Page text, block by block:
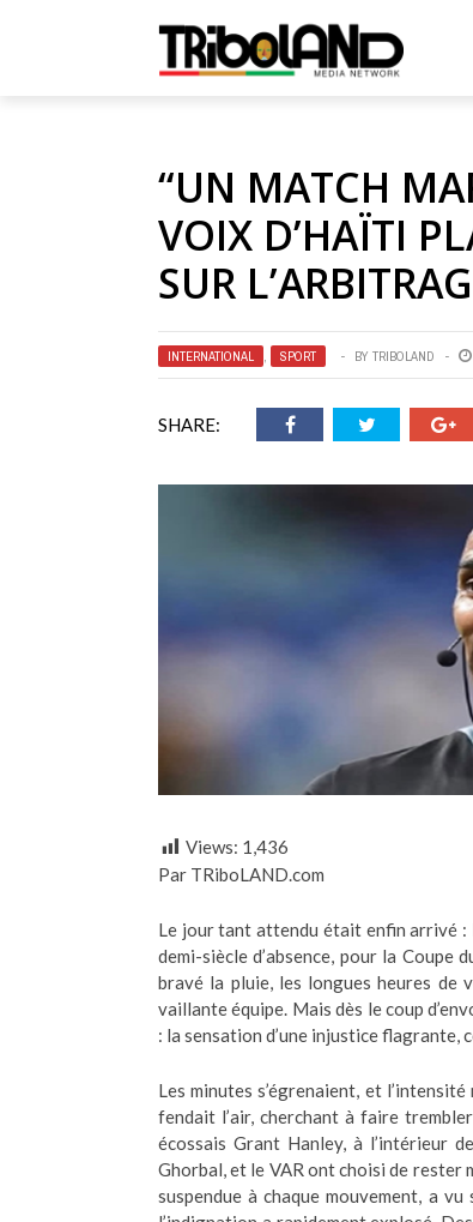
“UN MATCH
VOIX D’HAÏTI
SUR
INTERNATIONAL , SPORT BY TRIBOLAND
SHARE:
Views: 1,436
Par TRiboLAND.com
Le jour tant attendu était enfin arrivé :
demi-siècle d’absence, pour la Coupe
bravé la pluie, les longues heures de
vaillante équipe. Mais dès le coup
: la sensation d’une injustice flagrante,
Les minutes s’égrenaient, et
fendait l’air, cherchant à faire
écossais Grant Hanley, à l’intérieur
Ghorbal, et le VAR ont choisi de rester
suspendue à chaque mouvement, a